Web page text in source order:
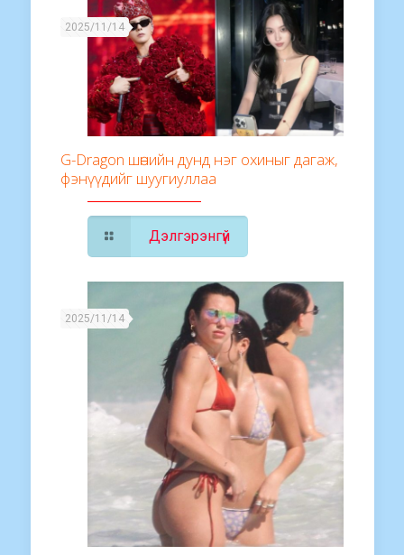
2025/11/14
G-Dragon шөнийн дунд нэг охиныг дагаж,
фэнүүдийг шуугиуллаа
Дэлгэрэнгүй
2025/11/14